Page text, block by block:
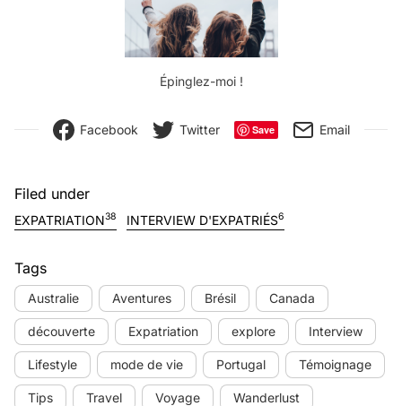
Épinglez-moi !
Facebook Twitter Save Email
Filed under
EXPATRIATION38 INTERVIEW D'EXPATRIÉS6
Tags
Australie Aventures Brésil Canada
découverte Expatriation explore Interview
Lifestyle mode de vie Portugal Témoignage
Tips Travel Voyage Wanderlust